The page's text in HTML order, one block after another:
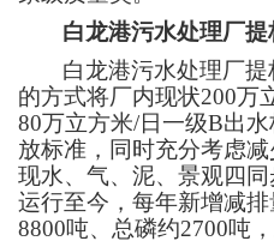
白龙港污水处理厂
白龙港污水处理厂
的方式将厂内现状200万
80万立方米/日一级B出
放标准，同时充分考虑
现水、气、泥、景观四
运行至今，每年新增减
8800吨、总磷约2700吨